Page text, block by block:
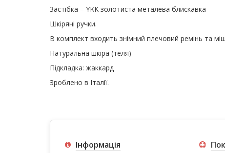
Застібка – YKK золотиста металева блискавка
Шкіряні ручки.
В комплект входить знімний плечовий ремінь та
Натуральна шкіра (теля)
Підкладка: жаккард
Зроблено в Італії.
Інформація